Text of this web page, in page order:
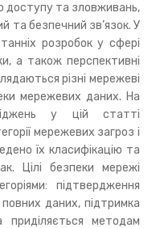
доступу та зловживань,
та безпечний зв’язок. У
розробок у сфері
а також перспективні
різні мережеві
мережевих даних. На
у цій статті
мережевих загроз і
їх класифікацію та
Цілі безпеки мережі
підтвердження
даних, підтримка
приділяється методам